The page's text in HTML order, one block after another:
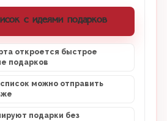
с идеями подарков
откроется быстрое
подарков
можно отправить
подарки без